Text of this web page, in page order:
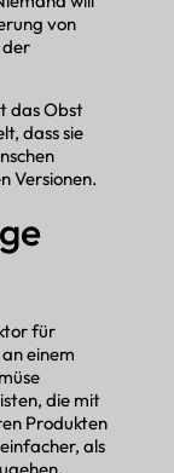
von
der
das Obst
dass sie
Versionen.
für
einem
die mit
Produkten
als